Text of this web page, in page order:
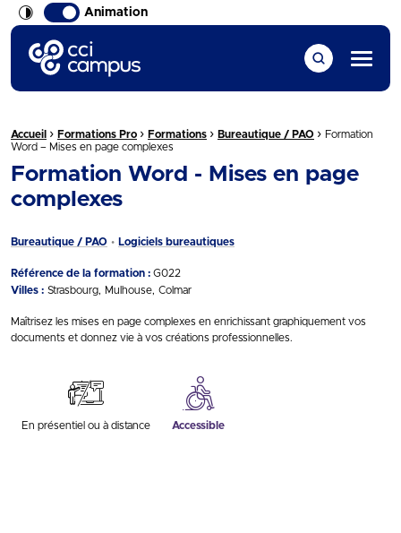
Animation
CCI Campus La formation qui vous ressemble
Menu
Fil d'Ariane :
Accueil › Formations Pro › Formations › Bureautique / PAO › Formation
Word – Mises en page complexes
Formation Word - Mises en page
complexes
Bureautique / PAO Logiciels bureautiques
Référence de la formation : G022
Villes : Strasbourg Mulhouse Colmar
Maîtrisez les mises en page complexes en enrichissant graphiquement vos
documents et donnez vie à vos créations professionnelles.
En présentiel ou à distance Accessible